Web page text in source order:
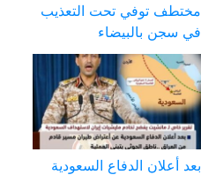
مختطف توفي تحت التعذيب
في سجن بالبيضاء
بعد أعلان الدفاع السعودية